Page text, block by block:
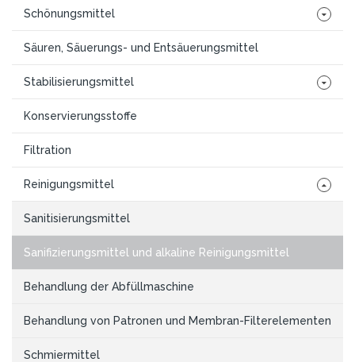
Schönungsmittel
Säuren, Säuerungs- und Entsäuerungsmittel
Stabilisierungsmittel
Konservierungsstoffe
Filtration
Reinigungsmittel
Sanitisierungsmittel
Sanifizierungsmittel und alkaline Reinigungsmittel
Behandlung der Abfüllmaschine
Behandlung von Patronen und Membran-Filterelementen
Schmiermittel